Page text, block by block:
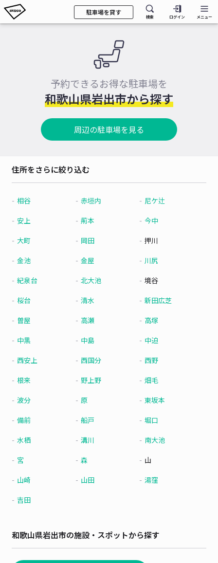
駐車場を貸す
検索 ログイン メニュー
予約できるお得な駐車場を
和歌山県岩出市から探す
周辺の駐車場を見る
住所をさらに絞り込む
相谷 赤垣内 尼ケ辻
安上 荊本 今中
大町 岡田 押川
金池 金屋 川尻
紀泉台 北大池 境谷
桜台 清水 新田広芝
曽屋 高瀬 高塚
中黒 中島 中迫
西安上 西国分 西野
根来 野上野 畑毛
波分 原 東坂本
備前 船戸 堀口
水栖 溝川 南大池
宮 森 山
山崎 山田 湯窪
吉田
和歌山県岩出市の施設・スポットから探す